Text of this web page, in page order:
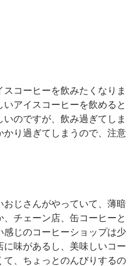
コーヒーを飲みたくなりま
アイスコーヒーを飲めると
のですが、飲み過ぎてしま
かり過ぎてしまうので、注意
じさんがやっていて、薄暗
チェーン店、缶コーヒーと
じのコーヒーショップは少
味があるし、美味しいコー
て、ちょっとのんびりするの